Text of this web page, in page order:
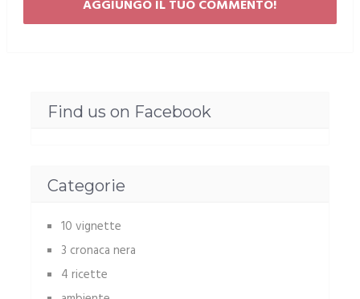
Find us on Facebook
Categorie
10 vignette
3 cronaca nera
4 ricette